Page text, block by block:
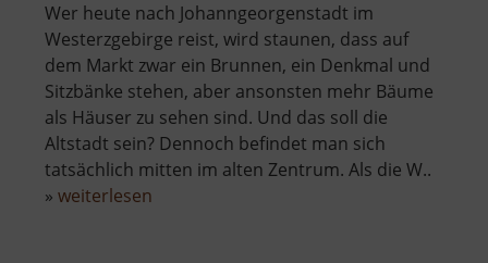
Wer heute nach Johanngeorgenstadt im
Westerzgebirge reist, wird staunen, dass auf
dem Markt zwar ein Brunnen, ein Denkmal und
Sitzbänke stehen, aber ansonsten mehr Bäume
als Häuser zu sehen sind. Und das soll die
Altstadt sein? Dennoch befindet man sich
tatsächlich mitten im alten Zentrum. Als die W..
» weiterlesen